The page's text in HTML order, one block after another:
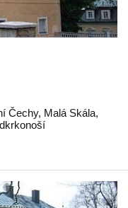
Čechy, Malá Skála,